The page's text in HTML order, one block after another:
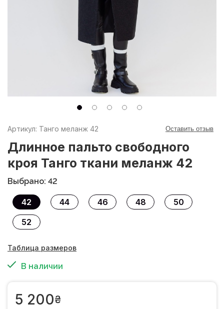
Артикул: Танго меланж 42 Оставить отзыв
Длинное пальто свободного
кроя Танго ткани меланж 42
Выбрано: 42
42 44 46 48
50
52
Таблица размеров
В наличии
5 200₴